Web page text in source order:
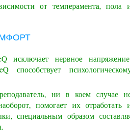
от темперамента, пола
исключает нервное
способствует
ни в коем случае
помогает их отработать
специальным образом